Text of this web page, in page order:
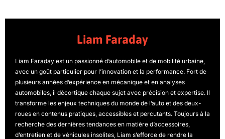
Liam Faraday
Liam Faraday est un passionné d’automobile et de mobilité urbaine,
avec un goût particulier pour l’innovation et la performance. Fort de
plusieurs années d’expérience en mécanique et en analyses
automobiles, il décortique chaque sujet avec précision et expertise. Il
transforme les enjeux techniques du monde de l’auto et des deux-
roues en contenus pratiques, accessibles et percutants. Toujours à la
recherche des dernières tendances en matière d’accessoires,
d’entretien et de véhicules insolites, Liam s’efforce de rendre la